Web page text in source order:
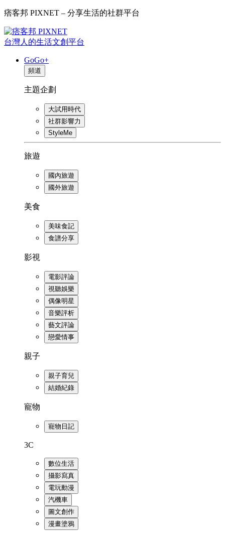
痞客邦 PIXNET – 分享生活的社群平台
台灣人的生活文創平台
GoGo+
頻道
主題企劃
大試用時代
社群影響力
StyleMe
旅遊
國內旅遊
國外旅遊
美食
美味食記
食譜分享
影視
電影評論
視聽娛樂
偶像明星
音樂評析
藝文評論
戀愛情事
親子
親子育兒
結婚紀錄
寵物
寵物日記
3C
數位生活
攝影寫真
電玩動漫
汽機車
圖文創作
漫畫塗鴉